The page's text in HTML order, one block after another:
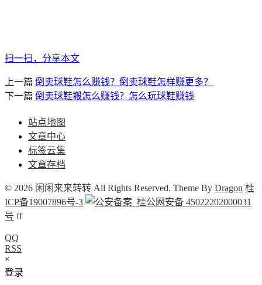
扫一扫，分享本文
上一篇 倒卖球鞋怎么赚钱？倒卖球鞋怎样赚更多？
下一篇 倒卖球鞋搬怎么赚钱？怎么玩球鞋赚钱
站点地图
文章中心
标签云集
文章存档
© 2026 闲闲来来转转 All Rights Reserved. Theme By Dragon 桂
ICP备19007896号-3
桂公网安备 45022202000031
号 ff
QQ
RSS
×
登录